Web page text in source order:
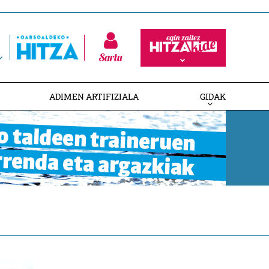
Sartu
ADIMEN ARTIFIZIALA GIDAK